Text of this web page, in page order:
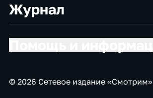
Журнал
© 2026 Сетевое издание «Смотрим»